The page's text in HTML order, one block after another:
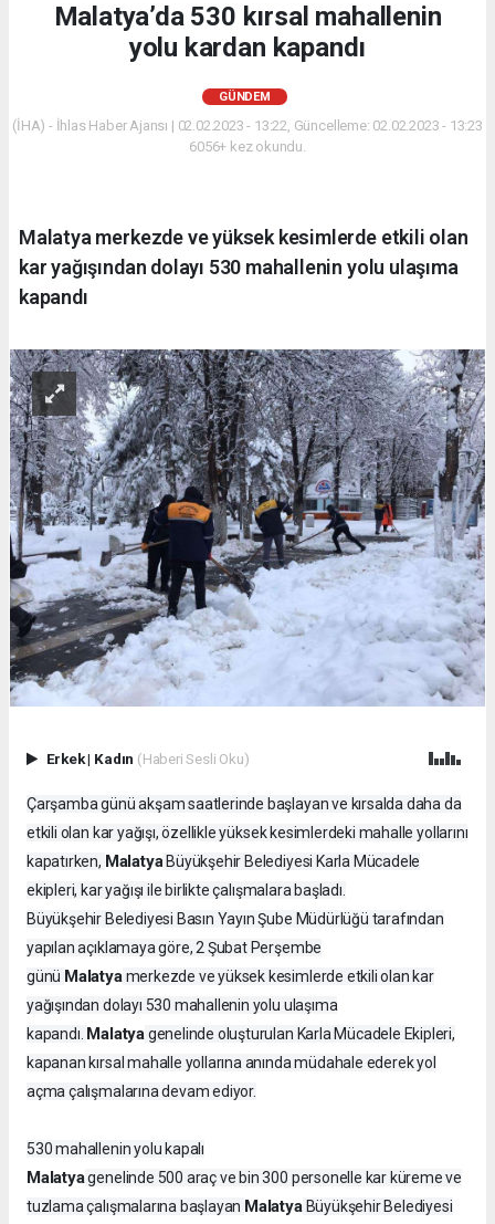
Malatya’da 530 kırsal mahallenin
yolu kardan kapandı
GÜNDEM
(İHA) - İhlas Haber Ajansı | 02.02.2023 - 13:22, Güncelleme: 02.02.2023 - 13:23
6056+ kez okundu.
Malatya merkezde ve yüksek kesimlerde etkili olan
kar yağışından dolayı 530 mahallenin yolu ulaşıma
kapandı
Erkek| Kadın (Haberi Sesli Oku)
Çarşamba günü akşam saatlerinde başlayan ve kırsalda daha da
etkili olan kar yağışı, özellikle yüksek kesimlerdeki mahalle yollarını
kapatırken, Malatya Büyükşehir Belediyesi Karla Mücadele
ekipleri, kar yağışı ile birlikte çalışmalara başladı.
Büyükşehir Belediyesi Basın Yayın Şube Müdürlüğü tarafından
yapılan açıklamaya göre, 2 Şubat Perşembe
günü Malatyamerkezde ve yüksek kesimlerde etkili olan kar
yağışından dolayı 530 mahallenin yolu ulaşıma
kapandı. Malatyagenelinde oluşturulan Karla Mücadele Ekipleri,
kapanan kırsal mahalle yollarına anında müdahale ederek yol
açma çalışmalarına devam ediyor.
530 mahallenin yolu kapalı
Malatyagenelinde 500 araç ve bin 300 personelle kar küreme ve
tuzlama çalışmalarına başlayan MalatyaBüyükşehir Belediyesi